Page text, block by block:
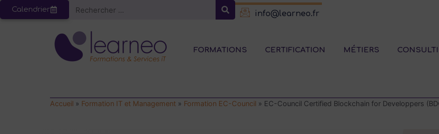
Calendrier info@learneo.fr
FORMATIONS CERTIFICATION MÉTIERS
Accueil » Formation IT et Management » Formation EC-Council » EC-Council Certified Blockchain for Developpers